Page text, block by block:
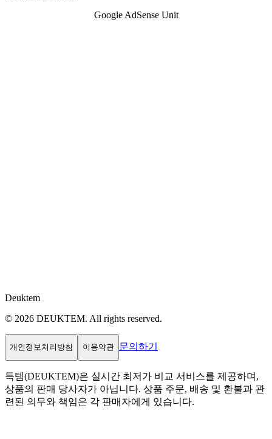
Google AdSense Unit
Deuktem
© 2026 DEUKTEM. All rights reserved.
개인정보처리방침 이용약관 문의하기
득템(DEUKTEM)은 실시간 최저가 비교 서비스를 제공하며,
상품의 판매 당사자가 아닙니다. 상품 주문, 배송 및 환불과 관
련된 의무와 책임은 각 판매자에게 있습니다.